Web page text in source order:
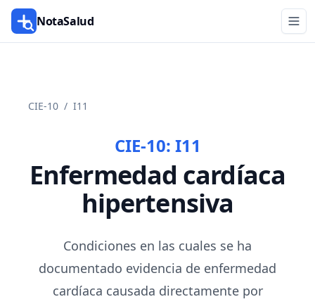
NotaSalud
CIE-10 / I11
CIE-10: I11
Enfermedad cardíaca
hipertensiva
Condiciones en las cuales se ha
documentado evidencia de enfermedad
cardíaca causada directamente por